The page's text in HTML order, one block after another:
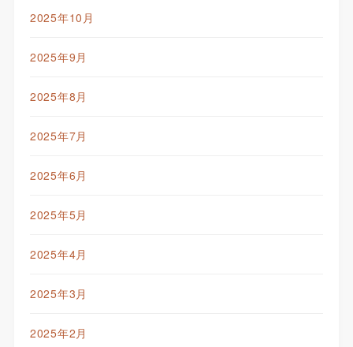
2025年10月
2025年9月
2025年8月
2025年7月
2025年6月
2025年5月
2025年4月
2025年3月
2025年2月